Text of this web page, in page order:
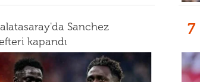
Sanchez
kapandı
7